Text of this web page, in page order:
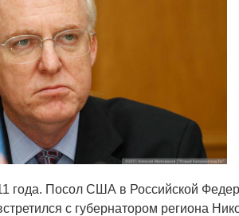
года. Посол США в Российской
с губернатором региона